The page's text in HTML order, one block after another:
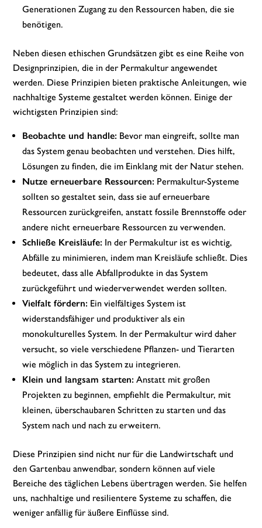
Generationen Zugang zu den Ressourcen haben, die sie
benötigen.
Neben diesen ethischen Grundsätzen gibt es eine Reihe von
Designprinzipien, die in der Permakultur angewendet
werden. Diese Prinzipien bieten praktische Anleitungen, wie
nachhaltige Systeme gestaltet werden können. Einige der
wichtigsten Prinzipien sind:
Beobachte und handle: Bevor man eingreift, sollte man
das System genau beobachten und verstehen. Dies hilft,
Lösungen zu finden, die im Einklang mit der Natur stehen.
Nutze erneuerbare Ressourcen: Permakultur-Systeme
sollten so gestaltet sein, dass sie auf erneuerbare
Ressourcen zurückgreifen, anstatt fossile Brennstoffe oder
andere nicht erneuerbare Ressourcen zu verwenden.
Schließe Kreisläufe: In der Permakultur ist es wichtig,
Abfälle zu minimieren, indem man Kreisläufe schließt. Dies
bedeutet, dass alle Abfallprodukte in das System
zurückgeführt und wiederverwendet werden sollten.
Vielfalt fördern: Ein vielfältiges System ist
widerstandsfähiger und produktiver als ein
monokulturelles System. In der Permakultur wird daher
versucht, so viele verschiedene Pflanzen- und Tierarten
wie möglich in das System zu integrieren.
Klein und langsam starten: Anstatt mit großen
Projekten zu beginnen, empfiehlt die Permakultur, mit
kleinen, überschaubaren Schritten zu starten und das
System nach und nach zu erweitern.
Diese Prinzipien sind nicht nur für die Landwirtschaft und
den Gartenbau anwendbar, sondern können auf viele
Bereiche des täglichen Lebens übertragen werden. Sie helfen
uns, nachhaltige und resilientere Systeme zu schaffen, die
weniger anfällig für äußere Einflüsse sind.